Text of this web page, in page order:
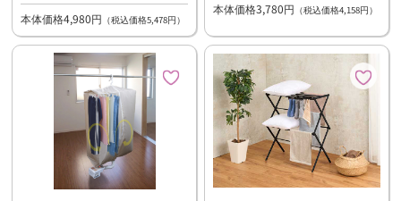
本体価格4,980円 （税込価格5,478円）
本体価格3,780円 （税込価格4,158円）